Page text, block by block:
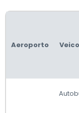
Aeroporto